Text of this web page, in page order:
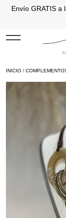
Envío GRATIS a
INICIO /